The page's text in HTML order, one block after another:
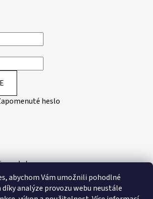
abychom Vám umožnili pohodlné
analýze provozu webu neustále
heslo
inpeakstore.cz
790